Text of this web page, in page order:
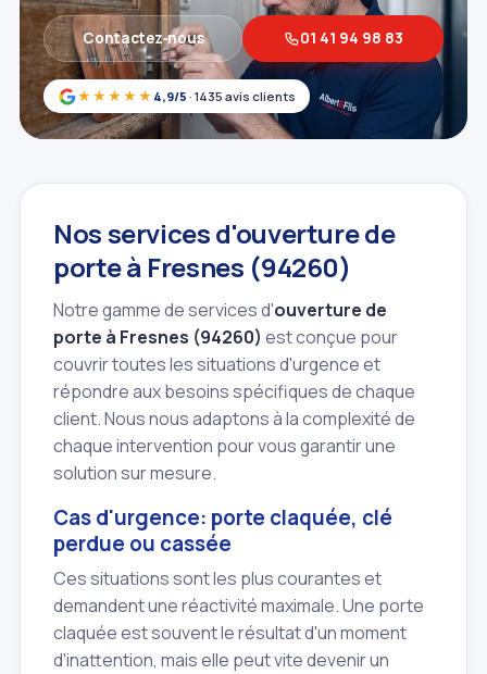
★★★★★ 4,9/5 · 1435 avis clients
Contactez‑nous 01 41 94 98 83
Nos services d'ouverture de
porte à Fresnes (94260)
Notre gamme de services d'ouverture de
porte à Fresnes (94260) est conçue pour
couvrir toutes les situations d'urgence et
répondre aux besoins spécifiques de chaque
client. Nous nous adaptons à la complexité de
chaque intervention pour vous garantir une
solution sur mesure.
Cas d'urgence: porte claquée, clé
perdue ou cassée
Ces situations sont les plus courantes et
demandent une réactivité maximale. Une porte
claquée est souvent le résultat d'un moment
d'inattention, mais elle peut vite devenir un